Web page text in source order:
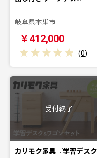
岐阜県本巣市
￥412,000
(0)
受付終了
カリモク家具『学習デスク